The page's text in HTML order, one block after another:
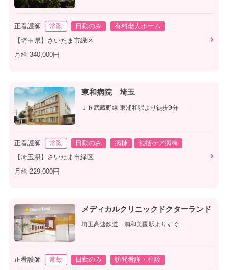
正看護師 常勤 日勤のみ
有料老人ホーム
【埼玉県】さいたま市緑区
月給 340,000円
東和病院 埼玉
ＪＲ武蔵野線 東浦和駅より徒歩9分
正看護師 常勤 日勤のみ 病棟
包括ケア病棟
【埼玉県】さいたま市緑区
月給 229,000円
メディカルクリニックドクターランド
埼玉高速鉄道 浦和美園駅よりすぐ
正看護師 常勤 日勤のみ
訪問看護・往診